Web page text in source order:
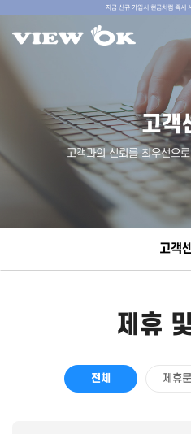
고객
고객과의 신뢰를 최우선으
고객
제휴
전체 제휴